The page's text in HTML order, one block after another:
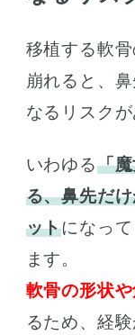
移植する軟
崩れると、
なるリスクが
いわゆる「
る、鼻先だ
ットになっ
ます。
軟骨の形状
るため、経